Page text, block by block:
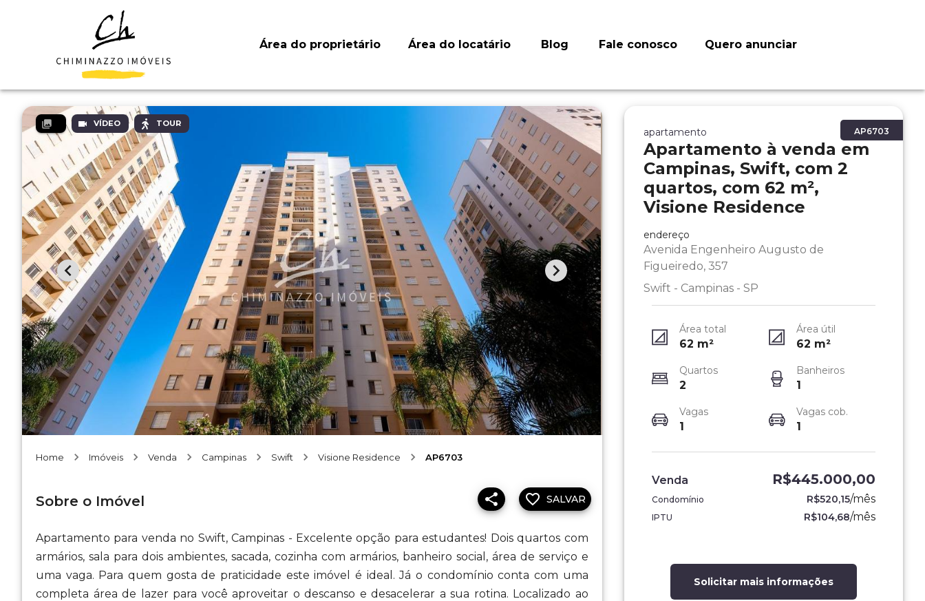
Área do proprietário Área do locatário Blog Fale conosco Quero anunciar
VÍDEO TOUR
Home Imóveis Venda Campinas Swift Visione Residence AP6703
Sobre o Imóvel
Apartamento para venda no Swift, Campinas - Excelente opção para estudantes! Dois quartos com
armários, sala para dois ambientes, sacada, cozinha com armários, banheiro social, área de serviço e
uma vaga. Para quem gosta de praticidade este imóvel é ideal. Já o condomínio conta com uma
completa área de lazer para você aproveitar o descanso e desacelerar a sua rotina. Localizado ao
SALVAR
AP6703
apartamento
Apartamento à venda em
Campinas, Swift, com 2
quartos, com 62 m²,
Visione Residence
endereço
Avenida Engenheiro Augusto de
Figueiredo, 357
Swift - Campinas - SP
Área total
62 m²
Área útil
62 m²
Quartos
2
Banheiros
1
Vagas
1
Vagas cob.
1
Venda R$445.000,00
Condomínio R$520,15/mês
IPTU R$104,68/mês
Solicitar mais informações